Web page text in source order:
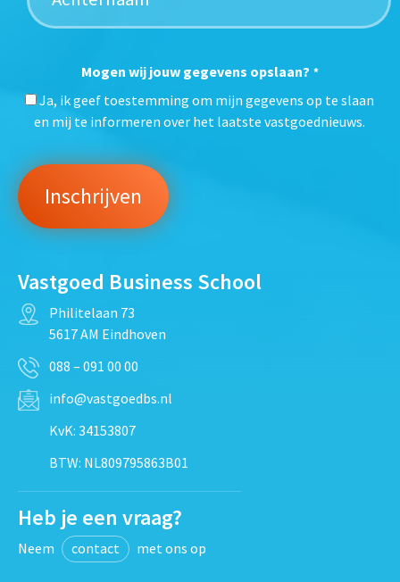
Mogen wij jouw gegevens opslaan? *
Ja, ik geef toestemming om mijn gegevens op te slaan
en mij te informeren over het laatste vastgoednieuws.
Vastgoed Business School
Philitelaan 73
5617 AM Eindhoven
088 – 091 00 00
info@vastgoedbs.nl
KvK: 34153807
BTW: NL809795863B01
Heb je een vraag?
Neem contact met ons op